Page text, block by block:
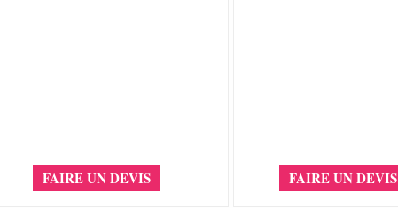
FAIRE UN DEVIS FAIRE UN DEVIS